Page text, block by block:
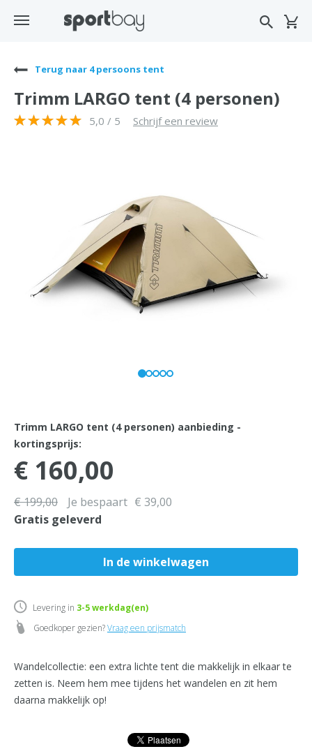
Terug naar 4 persoons tent
Trimm LARGO tent (4 personen)
5,0 / 5 Schrijf een review
Trimm LARGO tent (4 personen) aanbieding -
kortingsprijs:
€ 160,00
€ 199,00 Je bespaart € 39,00
Gratis geleverd
Levering in 3-5werkdag(en)
Goedkoper gezien?Vraag een prijsmatch
Wandelcollectie: een extra lichte tent die makkelijk in elkaar te
zetten is. Neem hem mee tijdens het wandelen en zit hem
daarna makkelijk op!